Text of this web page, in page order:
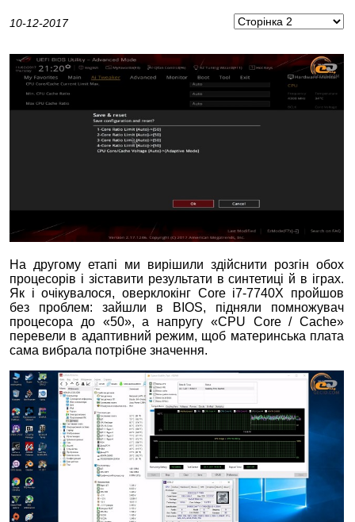
10-12-2017
На другому етапі ми вирішили здійснити розгін обох
процесорів і зіставити результати в синтетиці й в іграх.
Як і очікувалося, оверклокінг Core i7-7740X пройшов
без проблем: зайшли в BIOS, підняли помножувач
процесора до «50», а напругу «CPU Core / Cache»
перевели в адаптивний режим, щоб материнська плата
сама вибрала потрібне значення.